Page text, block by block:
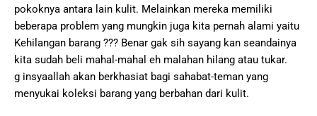
pokoknya antara lain kulit. Melainkan mereka memiliki
beberapa problem yang mungkin juga kita pernah alami yaitu
Kehilangan barang ??? Benar gak sih sayang kan seandainya
kita sudah beli mahal-mahal eh malahan hilang atau tukar.
g insyaallah akan berkhasiat bagi sahabat-teman yang
menyukai koleksi barang yang berbahan dari kulit.